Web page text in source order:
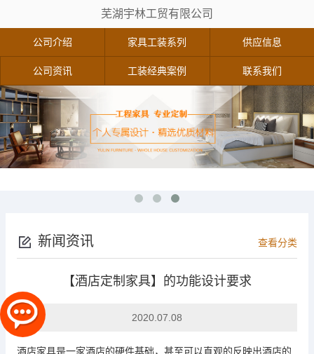
芜湖宇林工贸有限公司
公司介绍 家具工装系列 供应信息
公司资讯 工装经典案例 联系我们
新闻资讯 查看分类
【酒店定制家具】的功能设计要求
2020.07.08
酒店家具是一家酒店的硬件基础，甚至可以直观的反映出酒店的